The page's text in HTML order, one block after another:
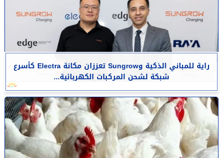
راية للمباني الذكية وSungrow تعززان مكانة Electra كأسرع
شبكة لشحن المركبات الكهربائية...